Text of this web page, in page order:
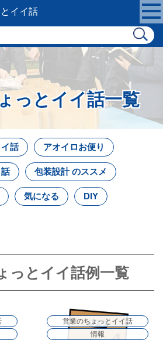
イイ話
っとイイ話一覧
話 アオイロお便り
包装設計 のススメ
気になる DIY
っとイイ話例一覧
営業のちょっとイイ話
情報